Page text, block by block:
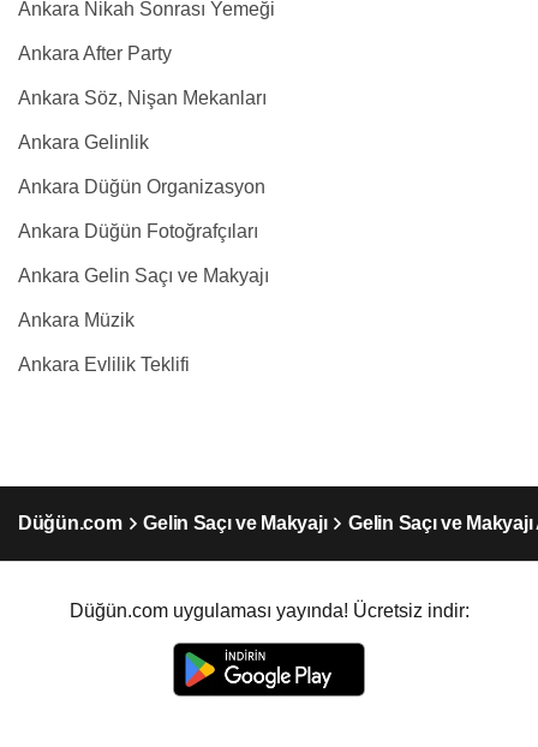
Ankara Nikah Sonrası Yemeği
Ankara After Party
Ankara Söz, Nişan Mekanları
Ankara Gelinlik
Ankara Düğün Organizasyon
Ankara Düğün Fotoğrafçıları
Ankara Gelin Saçı ve Makyajı
Ankara Müzik
Ankara Evlilik Teklifi
Düğün.com Gelin Saçı ve Makyajı Gelin Saçı ve
Düğün.com uygulaması yayında! Ücretsiz indir: